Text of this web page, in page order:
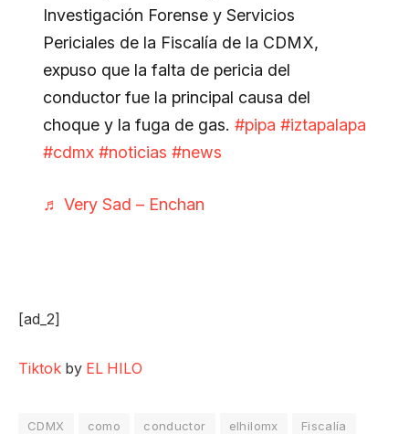
Investigación Forense y Servicios
Periciales de la Fiscalía de la CDMX,
expuso que la falta de pericia del
conductor fue la principal causa del
choque y la fuga de gas. #pipa #iztapalapa
#cdmx #noticias #news
♬ Very Sad – Enchan
[ad_2]
Tiktok by EL HILO
CDMX como conductor elhilomx
Fiscalía